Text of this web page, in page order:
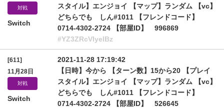
対戦
Switch
スタイル】エンジョイ 【マップ】ランダム 【vc】
どちらでも しん#1011 【フレンドコード】
0714-4302-2724 【部屋ID】 996869
#YZ3ZRcVIyelBz
[611]
11月28日
対戦
Switch
2021-11-28 17:19:42
【日時】今から 【ターン数】15から20 【プレイ
スタイル】エンジョイ 【マップ】ランダム 【vc】
どちらでも しん#1011 【フレンドコード】
0714-4302-2724 【部屋ID】 526645